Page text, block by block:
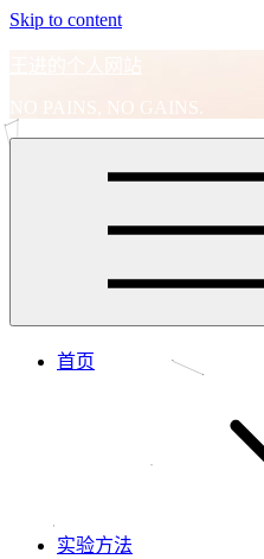
Skip to content
王进的个人网站
NO PAINS, NO GAINS.
首页
实验方法